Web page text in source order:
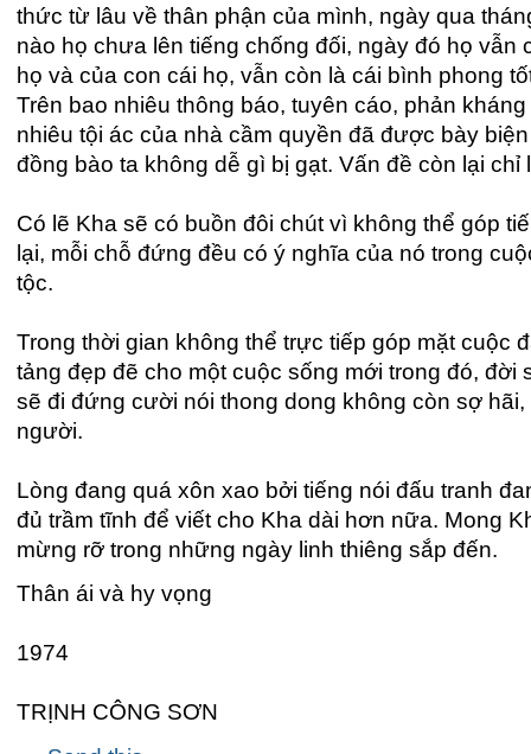
thức từ lâu về thân phận của mình, ngày qua
nào họ chưa lên tiếng chống đối, ngày đó họ
họ và của con cái họ, vẫn còn là cái bình phong
Trên bao nhiêu thông báo, tuyên cáo, phản
nhiêu tội ác của nhà cầm quyền đã được bày
đồng bào ta không dễ gì bị gạt. Vấn đề còn lại chỉ
Có lẽ Kha sẽ có buồn đôi chút vì không thể góp
lại, mỗi chỗ đứng đều có ý nghĩa của nó trong
tộc.
Trong thời gian không thể trực tiếp góp mặt cuộc
tảng đẹp đẽ cho một cuộc sống mới trong đó,
sẽ đi đứng cười nói thong dong không còn sợ
người.
Lòng đang quá xôn xao bởi tiếng nói đấu tranh
đủ trầm tĩnh để viết cho Kha dài hơn nữa. Mong
mừng rỡ trong những ngày linh thiêng sắp đến.
Thân ái và hy vọng
1974
TRỊNH CÔNG SƠN